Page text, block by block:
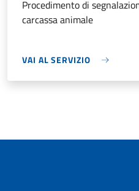
Procedimento di
carcassa animale
VAI AL SERVIZIO